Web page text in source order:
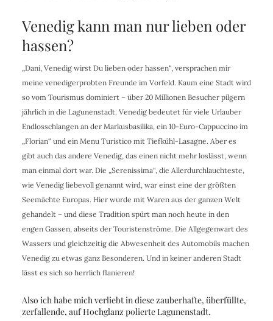
Venedig kann man nur lieben oder
hassen?
„Dani, Venedig wirst Du lieben oder hassen“, versprachen mir
meine venedigerprobten Freunde im Vorfeld. Kaum eine Stadt wird
so vom Tourismus dominiert – über 20 Millionen Besucher pilgern
jährlich in die Lagunenstadt. Venedig bedeutet für viele Urlauber
Endlosschlangen an der Markusbasilika, ein 10-Euro-Cappuccino im
„Florian“ und ein Menu Turistico mit Tiefkühl-Lasagne. Aber es
gibt auch das andere Venedig, das einen nicht mehr loslässt, wenn
man einmal dort war. Die „Serenissima“, die Allerdurchlauchteste,
wie Venedig liebevoll genannt wird, war einst eine der größten
Seemächte Europas. Hier wurde mit Waren aus der ganzen Welt
gehandelt – und diese Tradition spürt man noch heute in den
engen Gassen, abseits der Touristenströme. Die Allgegenwart des
Wassers und gleichzeitig die Abwesenheit des Automobils machen
Venedig zu etwas ganz Besonderen. Und in keiner anderen Stadt
lässt es sich so herrlich flanieren!
Also ich habe mich verliebt in diese zauberhafte, überfüllte,
zerfallende, auf Hochglanz polierte Lagunenstadt.